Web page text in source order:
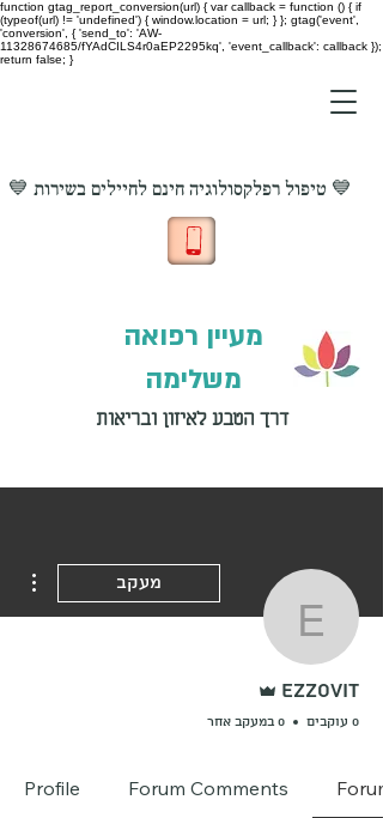
function gtag_report_conversion(url) { var callback = function () { if
(typeof(url) != 'undefined') { window.location = url; } }; gtag('event',
'conversion', { 'send_to': 'AW-
11328674685/fYAdCILS4r0aEP2295kq', 'event_callback': callback });
return false; }
💙 טיפול רפלקסולוגיה חינם לחיילים בשירות 💙
מעיין רפואה
משלימה
דרך הטבע לאיזון ובריאות
ezzovit
מעקב
ezzovit
0 עוקבים 0 במעקב אחר
Profile Forum Comments